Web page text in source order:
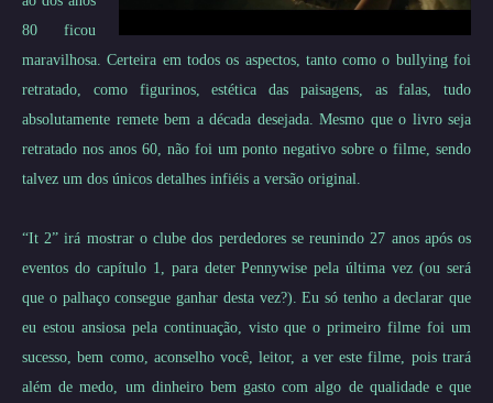
80 ficou
maravilhosa. Certeira em todos os aspectos, tanto como o bullying foi
retratado, como figurinos, estética das paisagens, as falas, tudo
absolutamente remete bem a década desejada. Mesmo que o livro seja
retratado nos anos 60, não foi um ponto negativo sobre o filme, sendo
talvez um dos únicos detalhes infiéis a versão original.
“It 2” irá mostrar o clube dos perdedores se reunindo 27 anos após os
eventos do capítulo 1, para deter Pennywise pela última vez (ou será
que o palhaço consegue ganhar desta vez?). Eu só tenho a declarar que
eu estou ansiosa pela continuação, visto que o primeiro filme foi um
sucesso, bem como, aconselho você, leitor, a ver este filme, pois trará
além de medo, um dinheiro bem gasto com algo de qualidade e que